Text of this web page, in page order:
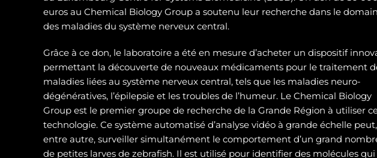
euros au Chemical Biology Group a soutenu leur recherche dans le
des maladies du système nerveux central.
Grâce à ce don, le laboratoire a été en mesure d’acheter un dispositif
permettant la découverte de nouveaux médicaments pour le traitement
maladies liées au système nerveux central, tels que les maladies neuro-
dégénératives, l’épilepsie et les troubles de l’humeur. Le Chemical Biology
Group est le premier groupe de recherche de la Grande Région à utiliser
technologie. Ce système automatisé d’analyse vidéo à grande échelle peut,
entre autre, surveiller simultanément le comportement d’un grand
de petites larves de zebrafish. Il est utilisé pour identifier des molécules qui